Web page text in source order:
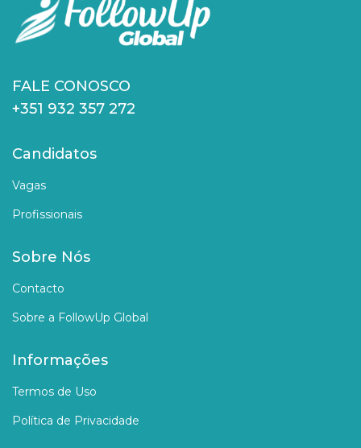
FALE CONOSCO
+351 932 357 272
Candidatos
Vagas
Profissionais
Sobre Nós
Contacto
Sobre a FollowUp Global
Informações
Termos de Uso
Política de Privacidade